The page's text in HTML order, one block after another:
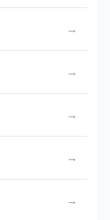
→
→
→
→
→